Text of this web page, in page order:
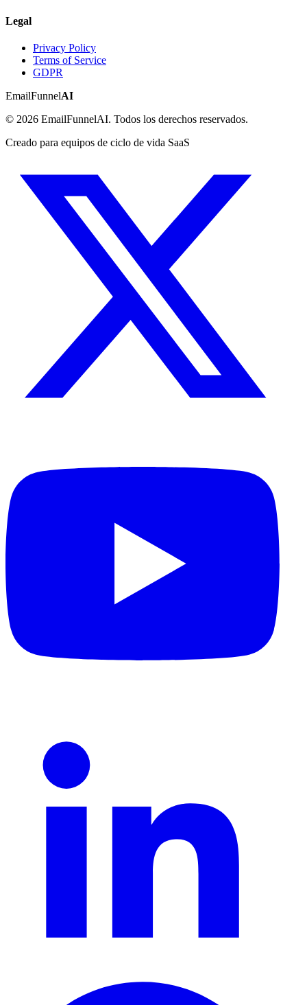
Legal
Privacy Policy
Terms of Service
GDPR
EmailFunnelAI
© 2026 EmailFunnelAI. Todos los derechos reservados.
Creado para equipos de ciclo de vida SaaS